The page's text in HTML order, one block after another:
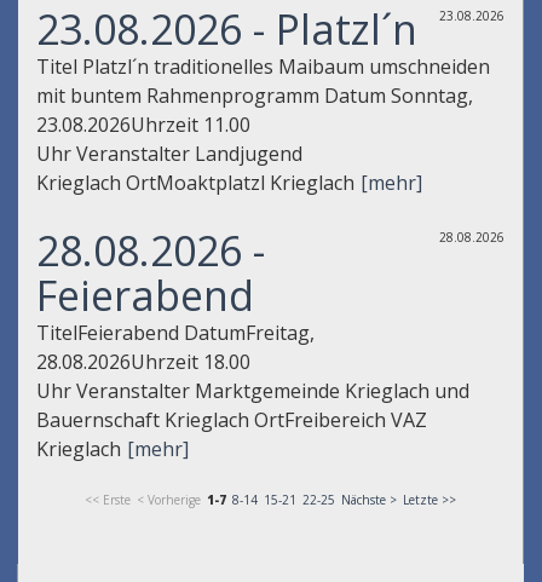
23.08.2026
23.08.2026 - Platzl´n
Titel Platzl´n traditionelles Maibaum umschneiden
mit buntem Rahmenprogramm Datum Sonntag,
23.08.2026Uhrzeit 11.00
Uhr Veranstalter Landjugend
Krieglach OrtMoaktplatzl Krieglach [mehr]
28.08.2026
28.08.2026 -
Feierabend
TitelFeierabend DatumFreitag,
28.08.2026Uhrzeit 18.00
Uhr Veranstalter Marktgemeinde Krieglach und
Bauernschaft Krieglach OrtFreibereich VAZ
Krieglach [mehr]
<< Erste < Vorherige 1-7 8-14 15-21 22-25 Nächste > Letzte >>